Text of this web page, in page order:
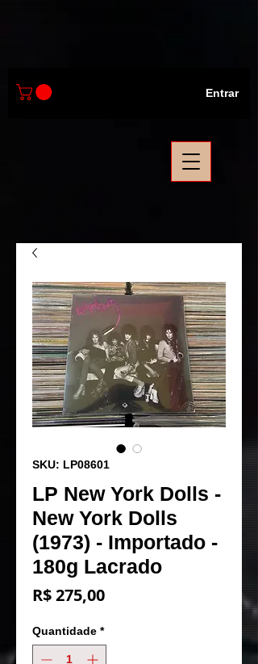
Entrar
SKU: LP08601
LP New York Dolls -
New York Dolls
(1973) - Importado -
180g Lacrado
R$ 275,00Preço
Quantidade *